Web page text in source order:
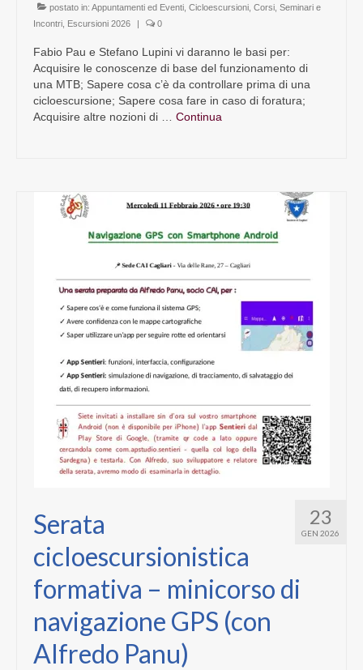
postato in: Appuntamenti ed Eventi Cicloescursioni Corsi, Seminari e
Incontri Escursioni 2026 | 0
Fabio Pau e Stefano Lupini vi daranno le basi per:
Acquisire le conoscenze di base del funzionamento di
una MTB; Sapere cosa c’è da controllare prima di una
cicloescursione; Sapere cosa fare in caso di foratura;
Acquisire altre nozioni di … Continua
23
GEN 2026
Serata
cicloescursionistica
formativa – minicorso di
navigazione GPS (con
Alfredo Panu)